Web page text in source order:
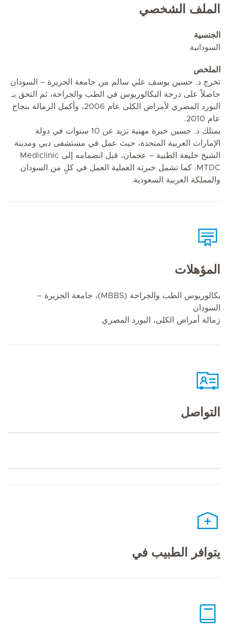
الملف الشخصي
الجنسية
السودانية
الملخص
تخرج د. حسين يوسف علي سالم من جامعة الجزيرة – السودان
حاصلاً على درجة البكالوريوس في الطب والجراحة، ثم التحق بـ
البورد المصري لأمراض الكلى عام 2006، وأكمل الزمالة بنجاح
عام 2010.
يمتلك د. حسين خبرة مهنية تزيد عن 10 سنوات في دولة
الإمارات العربية المتحدة، حيث عمل في مستشفى دبي ومدينة
الشيخ خليفة الطبية – عجمان، قبل انضمامه إلى Mediclinic
MTDC. كما تشمل خبرته العملية العمل في كلٍ من السودان
والمملكة العربية السعودية.
المؤهلات
بكالوريوس الطب والجراحة (MBBS)، جامعة الجزيرة –
السودان
زمالة أمراض الكلى، البورد المصري
التواصل
يتوافر الطبيب في